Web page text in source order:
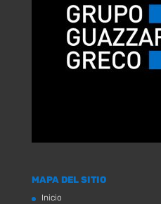
MAPA DEL SITIO
Inicio